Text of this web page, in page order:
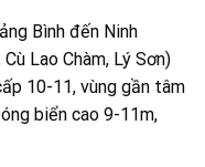
Bình đến Ninh
Lao Chàm, Lý Sơn)
10-11, vùng gần tâm
biển cao 9-11m,